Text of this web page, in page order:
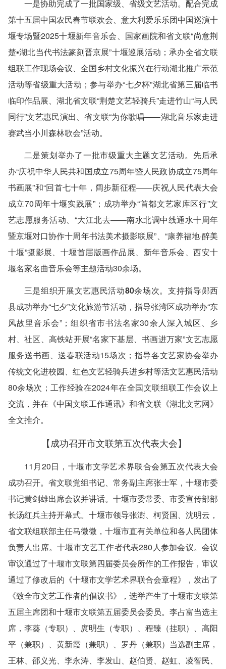
一是协助完成了一批国家级、省级文艺活动。配合完成
第十五届中国农民春节联欢会、意大利爱乐乐团中国巡演十
堰专场暨2025十堰新年音乐会、国家画院和省文联“尚意荆
楚▪湖北当代书法篆刻晋京展”十堰巡展活动；承办全省文联
组联工作现场会议、全国乡村文化振兴在行动湖北推广示范
活动等省级重大活动；参与举办“七夕杯”湖北省第三届临书
临印作品展、湖北省文联“荆楚文艺轻骑兵”走进竹山“与人民
同行”文艺惠民演出、省文联“为你歌唱——湖北音乐家走进
赛武当小川森林歌会”活动。
二是策划举办了一批市级重大主题文艺活动。 先后承
办“庆祝中华人民共和国成立75周年暨人民政协成立75周年
书画展”和“回首七十年，阔步新征程——庆祝人民代表大会
成立70周年十堰实践展”；成功举办“首都文艺家库区行”文
艺志愿服务活动、“大江北去——南水北调中线通水十周年
暨京堰对口协作十周年书法美术摄影联展”、“康养福地·醉美
十堰”摄影展、十堰首届版画作品展、新年音乐会、西安十
堰名家名曲音乐会等主题活动30余场。
三是组织开展文艺惠民活动80余场次。 支持指导郧西
县成功举办“七夕”文化旅游节活动，指导张湾区成功举办“东
风故里音乐会”；组织省市书法名家30余人深入城区、乡
村、社区、高铁站开展“名家下基层、书画进万家”文艺志愿
服务送书画、送春联活动15场次；指导各文艺家协会举办
传统文化进校园、红色文艺轻骑兵进乡村等活文艺惠民活动
80余场次；工作经验在2024年在全国文联组联工作会议上
交流，并在《中国文联工作通讯》和省文联《湖北文艺网》
全文推介。
【成功召开市文联第五次代表大会】
11月20日，十堰市文学艺术界联合会第五次代表大会
成功召开。省文联党组书记、常务副主席张士军，十堰市委
书记黄剑雄出席会议并讲话。十堰市委常委、市委宣传部部
长汤红兵主持开幕式。十堰市领导张澍、柯贤国、沈明云，
省文联组联部主任马微微，十堰市直有关单位和各人民团体
负责人出席。十堰市文艺工作者代表280人参加会议。会议
审议通过了十堰市文联第四届委员会所作的工作报告，审议
通过了修改后的《十堰市文学艺术界联合会章程》，发出了
《致全市文艺工作者的倡议书》，选举产生了十堰市文联第
五届主席团和十堰市文联第五届委员会委员。李占富当选主
席，李葵（专职）、庹明生（专职）、程臻（挂职）、高阳
平（兼职）、黄新霞（兼职）、罗丹（兼职）当选副主席，
王林、邵义光、李永涛、李发山、赵伯贤、赵虹、凌智民、